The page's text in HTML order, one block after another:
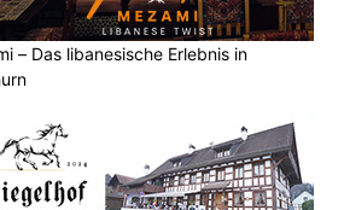
– Das libanesische Erlebnis in